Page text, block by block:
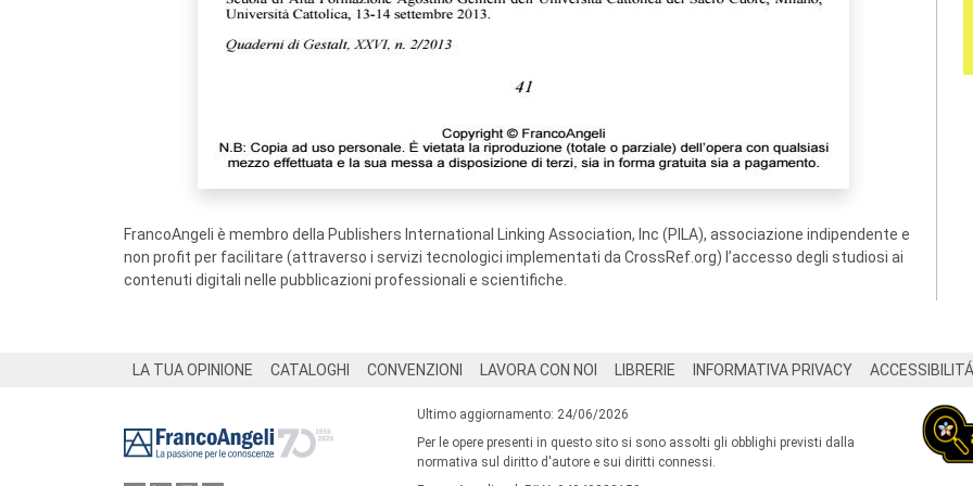
FrancoAngeli è membro della Publishers International Linking Association, Inc (PILA), associazione indipendente e
non profit per facilitare (attraverso i servizi tecnologici implementati da CrossRef.org) l’accesso degli studiosi ai
contenuti digitali nelle pubblicazioni professionali e scientifiche.
LA TUA OPINIONE CATALOGHI CONVENZIONI LAVORA CON NOI LIBRERIE INFORMATIVA PRIVACY ACCESSIBILITÁ
Ultimo aggiornamento: 24/06/2026
Per le opere presenti in questo sito si sono assolti gli obblighi previsti dalla
normativa sul diritto d'autore e sui diritti connessi.